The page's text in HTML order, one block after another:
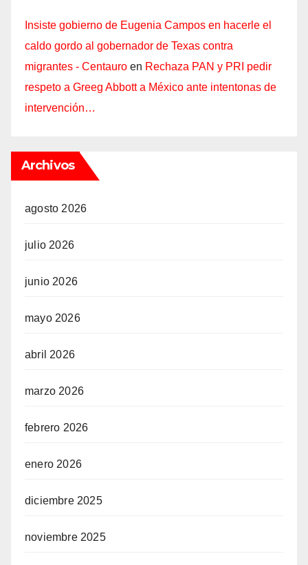
Insiste gobierno de Eugenia Campos en hacerle el
caldo gordo al gobernador de Texas contra
migrantes - Centauro en Rechaza PAN y PRI pedir
respeto a Greeg Abbott a México ante intentonas de
intervención…
Archivos
agosto 2026
julio 2026
junio 2026
mayo 2026
abril 2026
marzo 2026
febrero 2026
enero 2026
diciembre 2025
noviembre 2025